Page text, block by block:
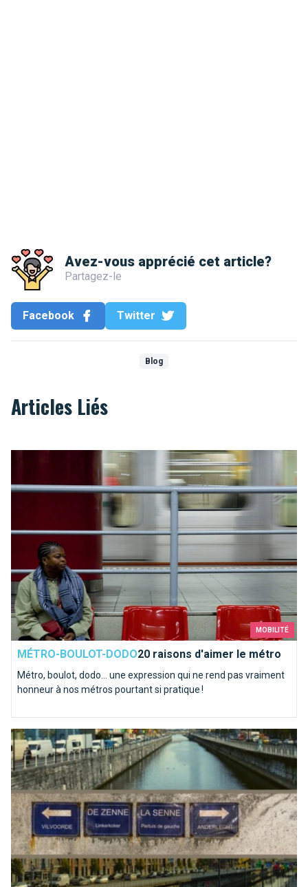
Avez-vous apprécié cet article?
Partagez-le
Facebook Twitter
Blog
Articles Liés
MOBILITÉ
MÉTRO-BOULOT-DODO20 raisons d'aimer le métro
Métro, boulot, dodo… une expression qui ne rend pas vraiment
honneur à nos métros pourtant si pratique !
20 raisons d'aimer le métro
La Senne coule dans nos veines